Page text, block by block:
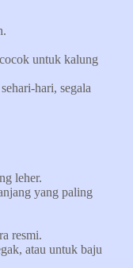
untuk kalung
hari, segala
leher.
yang paling
resmi.
atau untuk baju